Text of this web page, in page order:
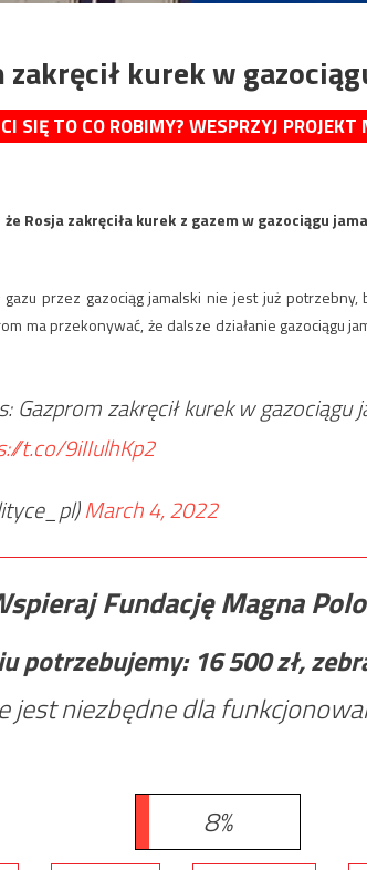
zakręcił kurek w
SIĘ TO CO ROBIMY? WESPRZYJ
Rosja zakręciła kurek z gazem w gazociągu
przez gazociąg jamalski nie jest już
ma przekonywać, że dalsze działanie gazociągu
Gazprom zakręcił kurek w
t.co/9iIIulhKp2
March 4, 2022
Fundację Magna
potrzebujemy: 16 500zł,
jest niezbędne dla
8%